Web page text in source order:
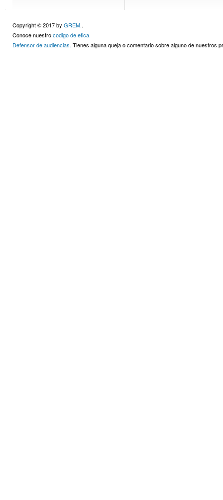
Copyright © 2017 by GREM..
Conoce nuestrocodigo de etica.
Defensor de audiencias. Tienes alguna queja o comentario sobre alguno de nuestros